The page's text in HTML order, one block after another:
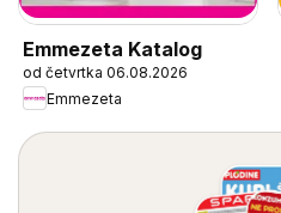
Emmezeta Katalog
od četvrtka 06.08.2026
Emmezeta